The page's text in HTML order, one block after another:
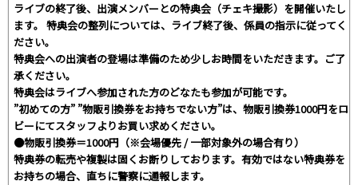
ライブの終了後、出演メンバーとの特典会（チェキ撮影）を開催いたし
ます。 特典会の整列については、ライブ終了後、係員の指示に従ってく
ださい。
特典会への出演者の登場は準備のため少しお時間をいただきます。ご了
承ください。
特典会はライブへ参加された方のどなたも参加が可能です。
”初めての方” ”物販引換券をお持ちでない方”は、物販引換券1000円をロ
ビーにてスタッフよりお買い求めください。
●物販引換券＝1000円（※会場優先 / 一部対象外の場合有り）
特典券の転売や複製は固くお断りしております。有効ではない特典券を
お持ちの場合、直ちに警察に通報します。